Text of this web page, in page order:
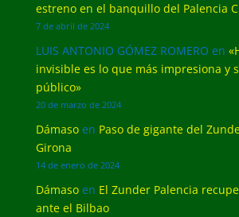
estreno en el banquillo del Palencia
7 de abril de 2024
LUIS ANTONIO GÓMEZ ROMERO en
invisible es lo que más impresiona y
público»
20 de marzo de 2024
Dámasoen Paso de gigante del
Girona
14 de enero de 2024
Dámasoen El Zunder Palencia
ante el Bilbao